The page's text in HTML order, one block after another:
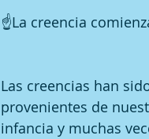
☝La creencia
Las creencias han
provenientes de
infancia y muchas